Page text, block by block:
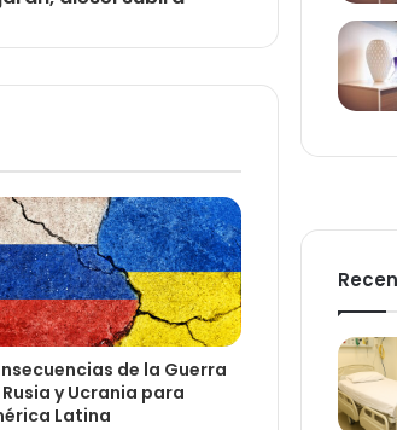
de la Guerra
y Ucrania para
Latina